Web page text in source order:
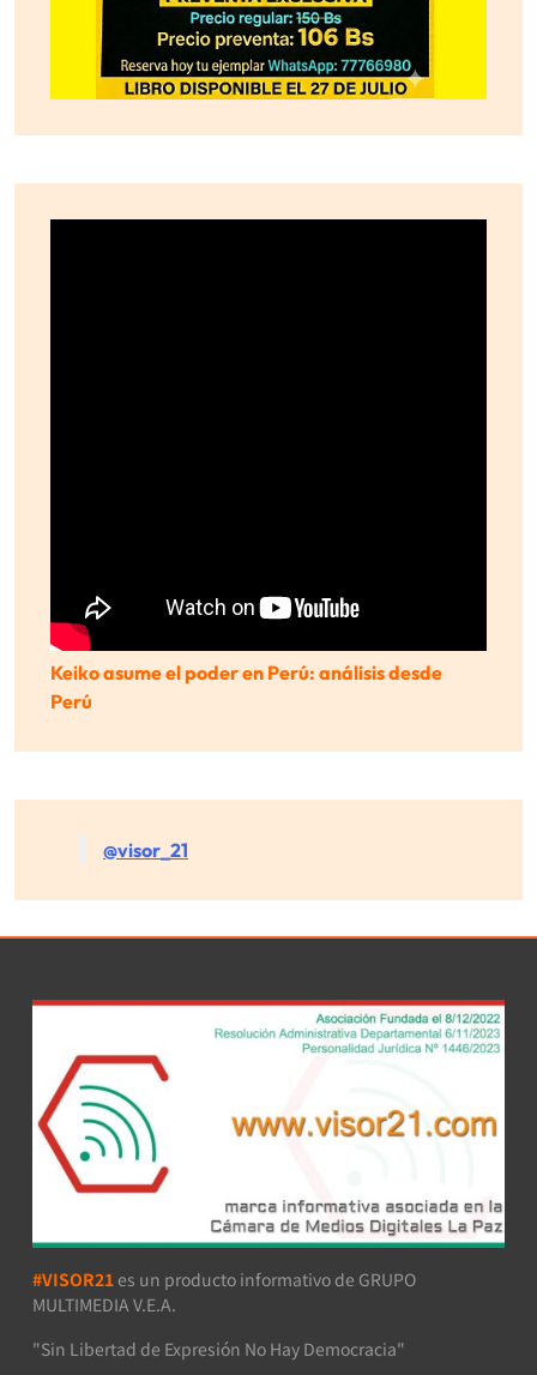
Keiko asume el poder en Perú: análisis desde
Perú
@visor_21
#VISOR21 es un producto informativo de GRUPO
MULTIMEDIA V.E.A.
"Sin Libertad de Expresión No Hay Democracia"